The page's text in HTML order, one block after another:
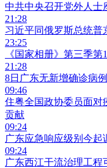
中共中央召开党外人士
21:28
习近平同俄罗斯总统普
23:25
《国家相册》第三季
21:28
8日广东无新增确诊病
09:46
住粤全国政协委员面对
贡献
09:24
广东应急响应级别今起
09:24
广东西江干流治理工程